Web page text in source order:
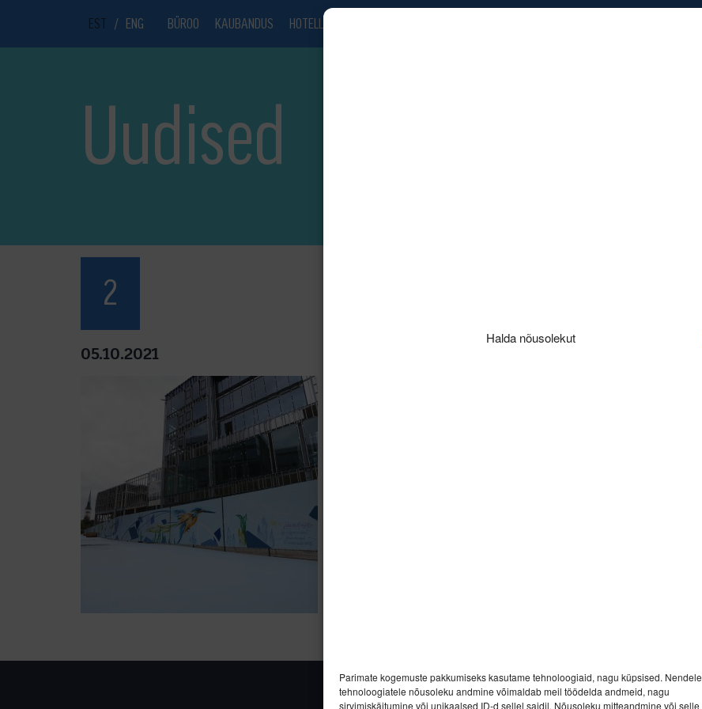
Halda nõusolekut
Parimate kogemuste pakkumiseks kasutame tehnoloogiaid, nagu küpsised. Nendele
tehnoloogiatele nõusoleku andmine võimaldab meil töödelda andmeid, nagu
sirvimiskäitumine või unikaalsed ID-d sellel saidil. Nõusoleku mitteandmine või selle
EST / ENG BÜROO KAUBANDUS HOTELL
Uudised
2
05.10.2021